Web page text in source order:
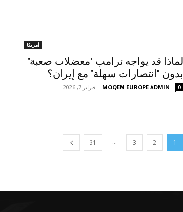
أمريكا
لماذا قد يواجه ترامب "معضلات صعبة"
بدون "انتصارات سهلة" مع إيران؟
MOQEM EUROPE ADMIN
- فبراير 7, 2026 0
1
2
3
...
31